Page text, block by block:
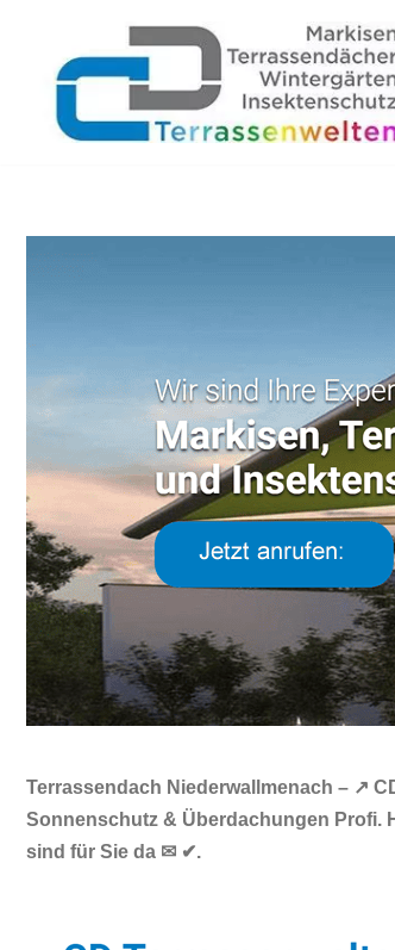
springen
Terrassendach Niederwallmenach – ↗️
Sonnenschutz & Überdachungen Profi.
sind für Sie da ✉ ✔.